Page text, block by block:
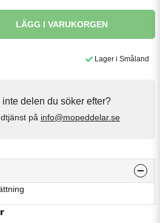
LÄGG I VARUKORGEN
Lager i Småland
inte delen du söker efter?
på info@mopeddelar.se